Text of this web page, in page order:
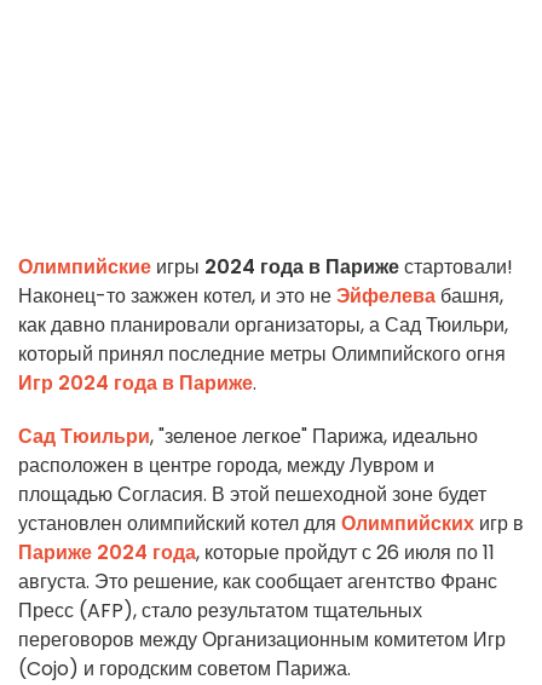
Олимпийские игры 2024 года в Парижестартовали!
Наконец-то зажжен котел, и это неЭйфелева башня,
как давно планировали организаторы, а Сад Тюильри,
который принял последние метры Олимпийского огня
Игр 2024 года в Париже.
Сад Тюильри, "зеленое легкое" Парижа, идеально
расположен в центре города, между Лувром и
площадью Согласия. В этой пешеходной зоне будет
установлен олимпийский котел для Олимпийских игр в
Париже 2024 года, которые пройдут с 26 июля по 11
августа. Это решение, как сообщает агентство Франс
Пресс (AFP), стало результатом тщательных
переговоров между Организационным комитетом Игр
(Cojo) и городским советом Парижа.